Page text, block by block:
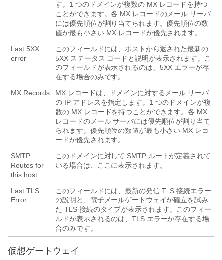
す。1 つのドメインが複数の MX レコードを持つ
ことができます。各 MX レコードのメール サーバ
には優先順位が割り当てられます。優先順位の数
値が最も小さい MX レコードが優先されます。
Last 5XX
error
このフィールドには、ホストから返された最新の
5XX ステータス コードと説明が表示されます。こ
のフィールドが表示されるのは、5XX エラーが存
在する場合のみです。
MX Records
MX レコードは、ドメインに対するメール サーバ
の IP アドレスを指定します。1 つのドメインが複
数の MX レコードを持つことができます。各 MX
レコードのメール サーバには優先順位が割り当て
られます。優先順位の数値が最も小さい MX レコ
ードが優先されます。
SMTP
Routes for
this host
このドメインに対して SMTP ルートが定義されて
いる場合は、ここに表示されます。
Last TLS
Error
このフィールドには、最新の発信 TLS 接続エラー
の説明と、 電子メールゲートウェイが確立を試み
た TLS 接続のタイプが表示されます。このフィー
ルドが表示されるのは、TLS エラーが存在する場
合のみです。
仮想ゲートウェイ